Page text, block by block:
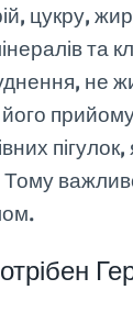
цукру,
та
не
пігулок,